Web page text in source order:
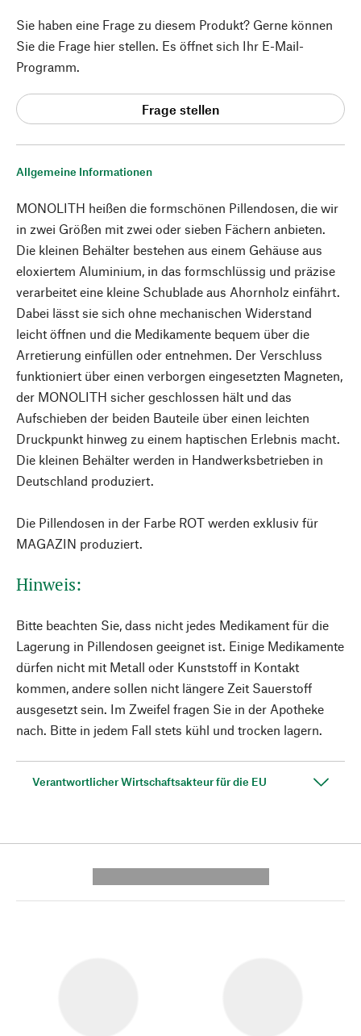
Allgemeine Informationen
MONOLITH heißen die formschönen Pillendosen, die wir
in zwei Größen mit zwei oder sieben Fächern anbieten.
Die kleinen Behälter bestehen aus einem Gehäuse aus
eloxiertem Aluminium, in das formschlüssig und präzise
verarbeitet eine kleine Schublade aus Ahornholz einfährt.
Dabei lässt sie sich ohne mechanischen Widerstand
leicht öffnen und die Medikamente bequem über die
Arretierung einfüllen oder entnehmen. Der Verschluss
funktioniert über einen verborgen eingesetzten Magneten,
der MONOLITH sicher geschlossen hält und das
Aufschieben der beiden Bauteile über einen leichten
Druckpunkt hinweg zu einem haptischen Erlebnis macht.
Die kleinen Behälter werden in Handwerksbetrieben in
Deutschland produziert.
Die Pillendosen in der Farbe ROT werden exklusiv für
MAGAZIN produziert.
Hinweis:
Bitte beachten Sie, dass nicht jedes Medikament für die
Lagerung in Pillendosen geeignet ist. Einige Medikamente
dürfen nicht mit Metall oder Kunststoff in Kontakt
kommen, andere sollen nicht längere Zeit Sauerstoff
ausgesetzt sein. Im Zweifel fragen Sie in der Apotheke
nach. Bitte in jedem Fall stets kühl und trocken lagern.
Verantwortlicher Wirtschaftsakteur für die EU
Sie haben eine Frage zu diesem Produkt? Gerne können
Sie die Frage hier stellen. Es öffnet sich Ihr E-Mail-
Programm.
Frage stellen